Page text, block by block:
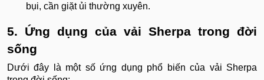
bụi, cần giặt ủi thường xuyên.
5. Ứng dụng của vải Sherpa trong đời
sống
Dưới đây là một số ứng dụng phổ biến của vải Sherpa